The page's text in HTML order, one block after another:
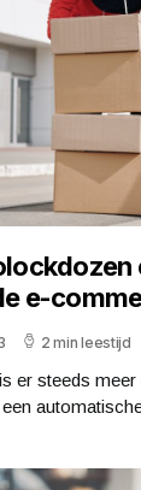
e-
2 min leestijd
er steeds